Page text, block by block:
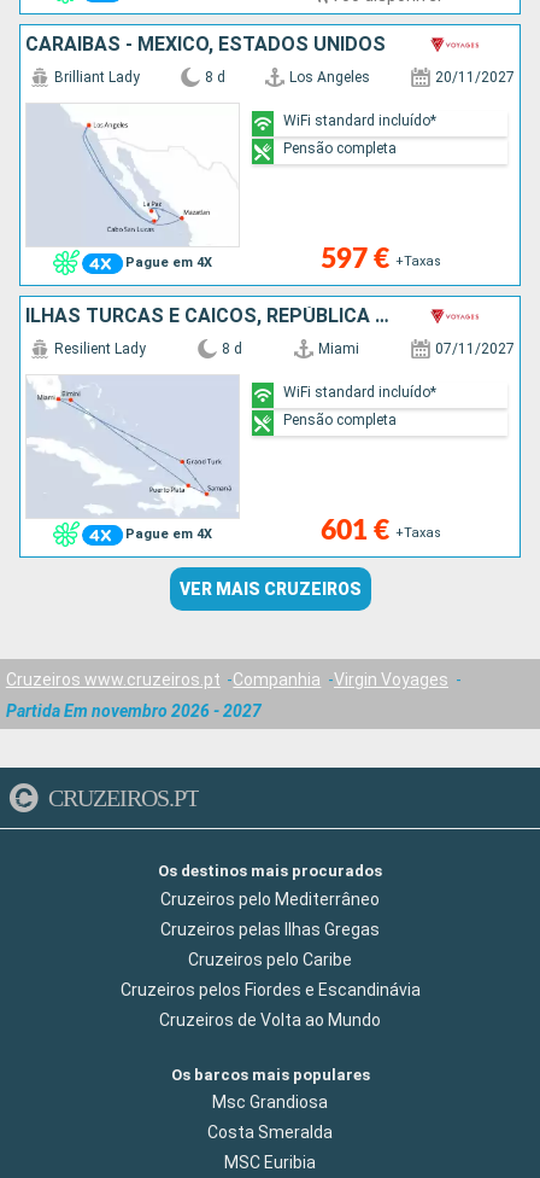
CARAIBAS - MEXICO, ESTADOS UNIDOS
Pague em 4X
Brilliant Lady 8 d Los Angeles 20/11/2027
597 € +Taxas
WiFi standard incluído*
Pensão completa
ILHAS TURCAS E CAICOS, REPÚBLICA DOMINICANA, BAHAMAS, ESTADOS UNIDOS
Pague em 4X
Resilient Lady 8 d Miami 07/11/2027
601 € +Taxas
WiFi standard incluído*
Pensão completa
VER MAIS CRUZEIROS
Cruzeiros www.cruzeiros.pt Companhia
Virgin Voyages
Partida Em novembro 2026 - 2027
CRUZEIROS.PT
Os destinos mais procurados
Cruzeiros pelo Mediterrâneo
Cruzeiros pelas Ilhas Gregas
Cruzeiros pelo Caribe
Cruzeiros pelos Fiordes e Escandinávia
Cruzeiros de Volta ao Mundo
Os barcos mais populares
Msc Grandiosa
Costa Smeralda
MSC Euribia